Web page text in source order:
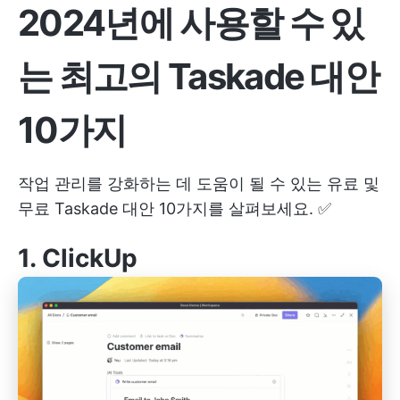
2024년에 사용할 수 있
는 최고의 Taskade 대안
10가지
작업 관리를 강화하는 데 도움이 될 수 있는 유료 및
무료 Taskade 대안 10가지를 살펴보세요. ✅
1. ClickUp